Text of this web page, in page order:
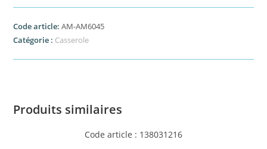
Code article:AM-AM6045
Catégorie : Casserole
Produits similaires
Code article : 138031216